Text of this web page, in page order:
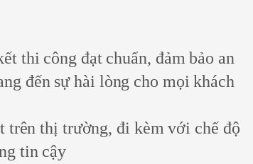
thi công đạt chuẩn, đảm bảo an
đến sự hài lòng cho mọi khách
trên thị trường, đi kèm với chế độ
tin cậy